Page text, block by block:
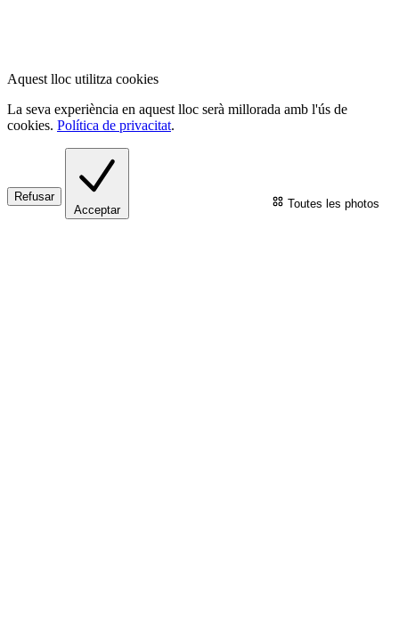
Toutes les photos
Aquest lloc utilitza cookies
La seva experiència en aquest lloc serà millorada amb l'ús de
cookies. Política de privacitat.
Refusar
Acceptar